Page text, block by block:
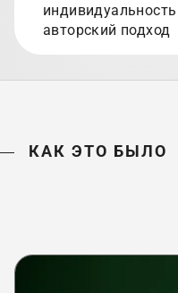
авторский подход
КАК ЭТО БЫЛО